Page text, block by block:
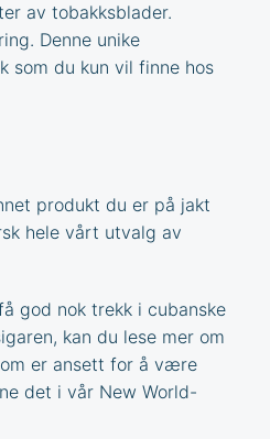
av tobakksblader.
Denne unike
som du kun vil finne hos
produkt du er på jakt
hele vårt utvalg av
god nok trekk i cubanske
kan du lese mer om
er ansett for å være
det i vår New World-